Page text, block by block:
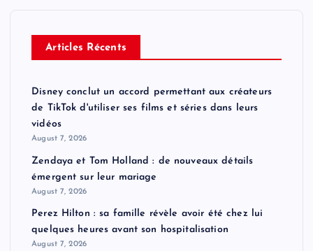
Articles Récents
Disney conclut un accord permettant aux créateurs
de TikTok d'utiliser ses films et séries dans leurs
vidéos
August 7, 2026
Zendaya et Tom Holland : de nouveaux détails
émergent sur leur mariage
August 7, 2026
Perez Hilton : sa famille révèle avoir été chez lui
quelques heures avant son hospitalisation
August 7, 2026